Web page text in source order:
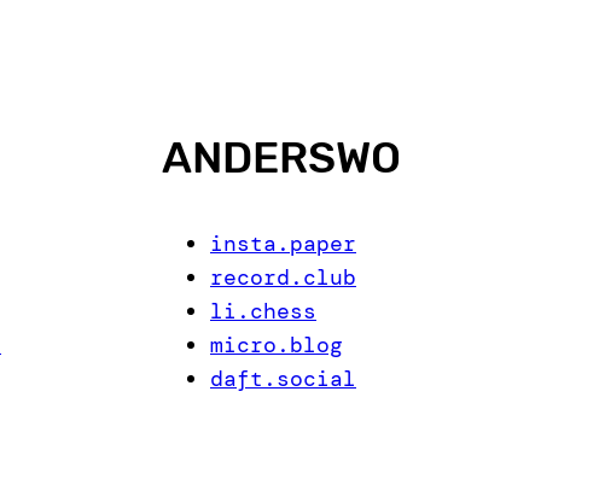
ANDERSWO
insta.paper
record.club
li.chess
micro.blog
daft.social